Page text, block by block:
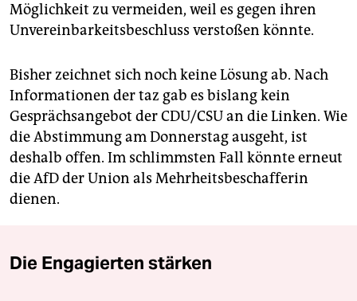
Möglichkeit zu vermeiden, weil es gegen ihren
Unvereinbarkeitsbeschluss verstoßen könnte.
Bisher zeichnet sich noch keine Lösung ab. Nach
Informationen der taz gab es bislang kein
Gesprächsangebot der CDU/CSU an die Linken. Wie
die Abstimmung am Donnerstag ausgeht, ist
deshalb offen. Im schlimmsten Fall könnte erneut
die AfD der Union als Mehrheitsbeschafferin
dienen.
Die Engagierten stärken